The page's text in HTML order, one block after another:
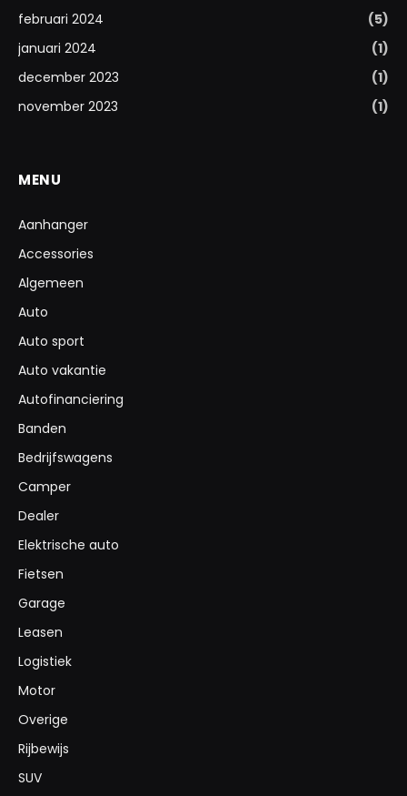
februari 2024
(5)
januari 2024
(1)
december 2023
(1)
november 2023
(1)
MENU
Aanhanger
Accessories
Algemeen
Auto
Auto sport
Auto vakantie
Autofinanciering
Banden
Bedrijfswagens
Camper
Dealer
Elektrische auto
Fietsen
Garage
Leasen
Logistiek
Motor
Overige
Rijbewijs
SUV